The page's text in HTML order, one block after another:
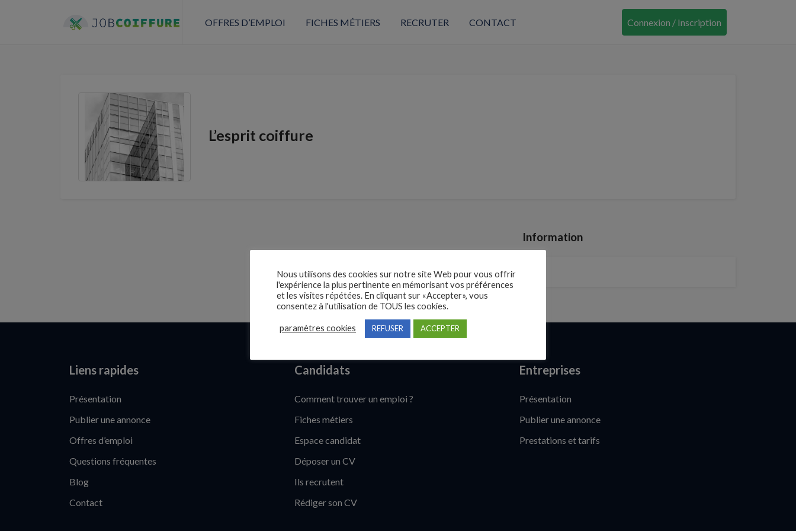
OFFRES D’EMPLOI FICHES MÉTIERS RECRUTER CONTACT Connexion / Inscription
L’esprit coiffure
Information
Liens rapides
Présentation
Publier une annonce
Offres d’emploi
Questions fréquentes
Blog
Contact
Candidats
Comment trouver un emploi ?
Fiches métiers
Espace candidat
Déposer un CV
Ils recrutent
Rédiger son CV
Entreprises
Présentation
Publier une annonce
Prestations et tarifs
Nous utilisons des cookies sur notre site Web pour vous offrir
l'expérience la plus pertinente en mémorisant vos préférences
et les visites répétées. En cliquant sur «Accepter», vous
consentez à l'utilisation de TOUS les cookies.
paramètres cookies REFUSER ACCEPTER